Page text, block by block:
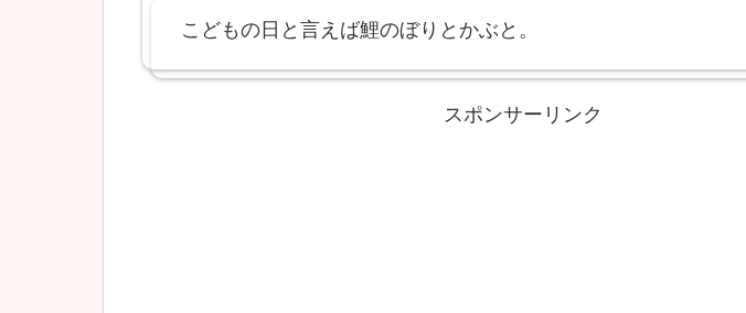
こどもの日と言えば鯉のぼりとかぶと。
スポンサーリンク